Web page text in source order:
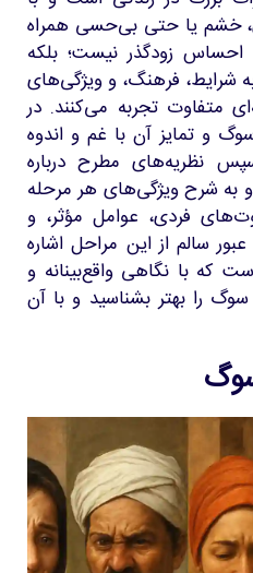
خشم یا حتی بی‌حسی همراه
زودگذر نیست؛ بلکه
شرایط، فرهنگ، و ویژگی‌های
متفاوت تجربه می‌کنند. در
و تمایز آن با غم و اندوه
نظریه‌های مطرح درباره
به شرح ویژگی‌های هر مرحله
فردی، عوامل مؤثر، و
سالم از این مراحل اشاره
که با نگاهی واقع‌بینانه و
را بهتر بشناسید و با آن